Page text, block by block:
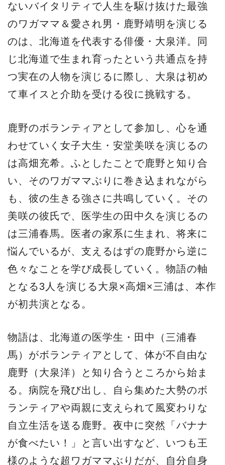
ないバイタリティで人生を駆け抜けた最強
のワガママ＆愛され男・鹿野靖明を演じる
のは、北海道を代表する俳優・大泉洋。同
じ北海道で生まれ育ったという共通点を持
つ実在の人物を演じるに際し、大泉は初め
て車イスと介助を受ける役に挑戦する。
鹿野のボランティアとして参加し、心を通
わせていく女子大生・安堂美咲を演じるの
は高畑充希。ふとしたことで鹿野と知り合
い、そのワガママぶりに巻き込まれながら
も、彼の生きる強さに共鳴していく。その
美咲の彼氏で、医学生の田中久を演じるの
は三浦春馬。医者の家系に生まれ、将来に
悩んでいるが、支えるはずの鹿野から逆に
色々なことを学び成長していく。物語の軸
となる3人を演じる大泉×高畑×三浦は、本作
が初共演となる。
物語は、北海道の医学生・田中（三浦春
馬）がボランティアとして、体が不自由な
鹿野（大泉洋）と知り合うところから始ま
る。病院を飛び出し、自ら集めた大勢のボ
ランティアや両親に支えられて風変わりな
自立生活を送る鹿野。夜中に突然「バナナ
が食べたい！」と言い出すなど、いつも王
様のような超ワガママぶりだが、自分自身